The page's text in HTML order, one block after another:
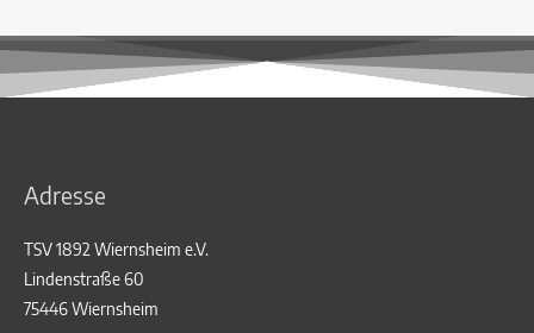
Adresse
TSV 1892 Wiernsheim e.V.
Lindenstraße 60
75446 Wiernsheim